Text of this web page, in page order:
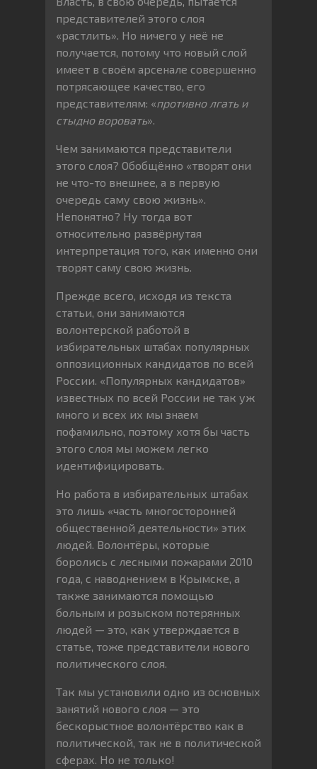
представителей этого слоя
«растлить». Но ничего у неё не
получается, потому что новый слой
имеет в своём арсенале совершенно
потрясающее качество, его
представителям: «противно лгать и
стыдно воровать».
Чем занимаются представители
этого слоя? Обобщённо «творят они
не что-то внешнее, а в первую
очередь саму свою жизнь».
Непонятно? Ну тогда вот
относительно развёрнутая
интерпретация того, как именно они
творят саму свою жизнь.
Прежде всего, исходя из текста
статьи, они занимаются
волонтерской работой в
избирательных штабах популярных
оппозиционных кандидатов по всей
России. «Популярных кандидатов»
известных по всей России не так уж
много и всех их мы знаем
пофамильно, поэтому хотя бы часть
этого слоя мы можем легко
идентифицировать.
Но работа в избирательных штабах
это лишь «часть многосторонней
общественной деятельности» этих
людей. Волонтёры, которые
боролись с лесными пожарами 2010
года, с наводнением в Крымске, а
также занимаются помощью
больным и розыском потерянных
людей — это, как утверждается в
статье, тоже представители нового
политического слоя.
Так мы установили одно из основных
занятий нового слоя — это
бескорыстное волонтёрство как в
политической, так не в политической
сферах. Но не только!